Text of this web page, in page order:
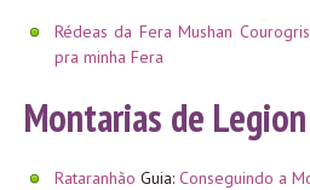
Rédeas da Fera Mushan Courogris
pra minha Fera
Montarias de Legion
Rataranhão Guia: Conseguindo a